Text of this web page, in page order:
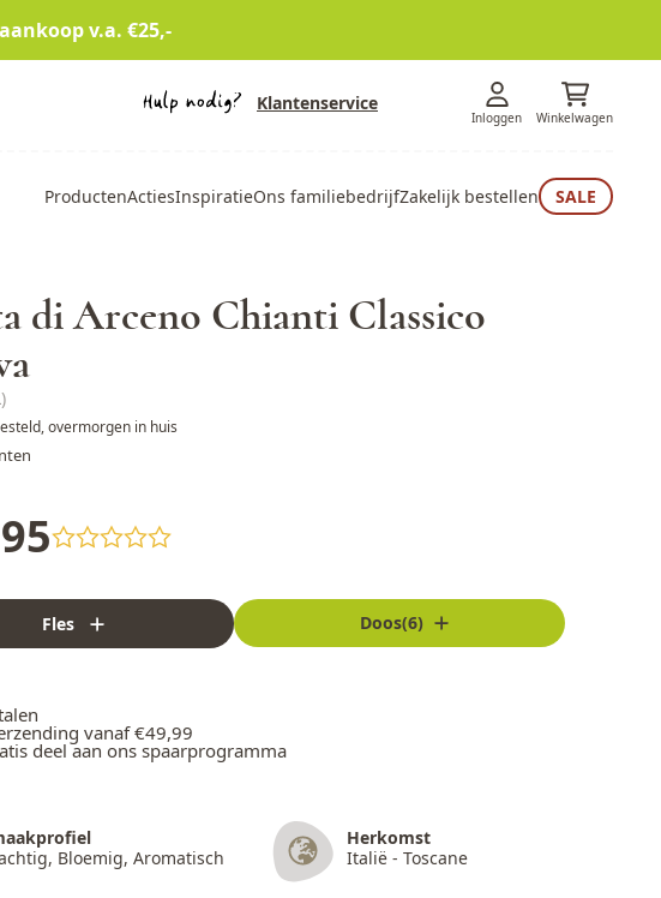
v.a. €25,-
Klantenservice
Inloggen Winkelwagen
ProductenActiesInspiratieOns familiebedrijfZakelijk bestellen SALE
di Arceno Chianti Classico
overmorgen in huis
Fles Doos(6)
vanaf €49,99
deel aan ons spaarprogramma
Bloemig, Aromatisch
Herkomst
Italië - Toscane